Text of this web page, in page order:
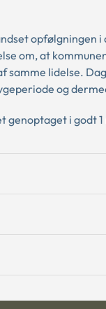
opfølgningen
om, at
samme lidelse.
og
genoptaget i godt